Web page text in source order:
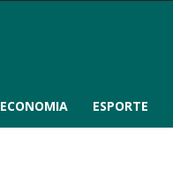
ECONOMIA ESPORTE